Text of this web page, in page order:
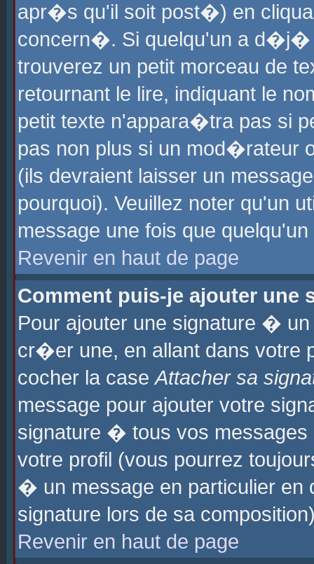
apr�s qu'il soit post�) en
concern�. Si quelqu'un a
trouverez un petit morceau de
retournant le lire, indiquant le
petit texte n'appara�tra pas si
pas non plus si un mod�rateur
(ils devraient laisser un
pourquoi). Veuillez noter qu'un
message une fois que
Revenir en haut de page
Comment puis-je ajouter une
Pour ajouter une signature �
cr�er une, en allant dans
cocher la caseAttacher sa
message pour ajouter votre
signature � tous vos
votre profil (vous pourrez
� un message en particulier
signature lors de sa
Revenir en haut de page